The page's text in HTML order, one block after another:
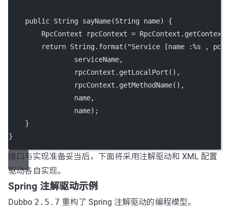
public String sayName(String name) {
        RpcContext rpcContext
= RpcContext. getContext
return String. format ( "Service [name :%s ,
                serviceName,
                rpcContext.
getLocalPort (),
                rpcContext.
getMethodName(),
                name,
                name);
    }
}
接口与实现准备妥当后，下面将采用注解驱动和 XML 配置
驱动各自实现。
Spring 注解驱动示例
Dubbo 2.5.7 重构了 Spring 注解驱动的编程模型。